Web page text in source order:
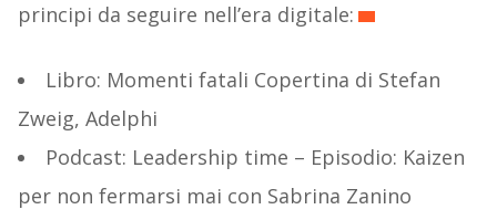
principi da seguire nell’era digitale:
Libro: Momenti fatali Copertina di Stefan
Zweig, Adelphi
Podcast: Leadership time – Episodio: Kaizen
per non fermarsi mai con Sabrina Zanino